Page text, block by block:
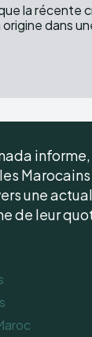
la récente
dans
une
de leur